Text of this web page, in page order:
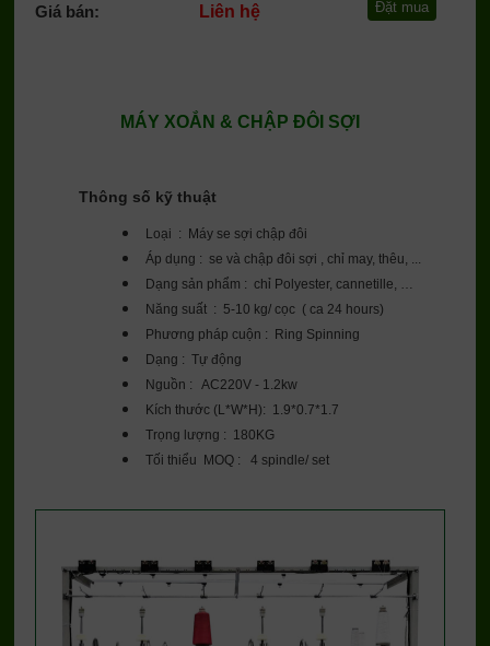
Giá bán:
Liên hệ
MÁY XOẮN & CHẬP ĐÔI SỢI
Thông số kỹ thuật
Loại : Máy se sợi chập đôi
Áp dụng : se và chập đôi sợi , chỉ may, thêu, ...
Dạng sản phẩm : chỉ Polyester, cannetille, …
Năng suất : 5-10 kg/ cọc ( ca 24 hours)
Phương pháp cuộn : Ring Spinning
Dạng : Tự động
Nguồn : AC220V - 1.2kw
Kích thước (L*W*H): 1.9*0.7*1.7
Trọng lượng : 180KG
Tối thiểu MOQ : 4 spindle/ set